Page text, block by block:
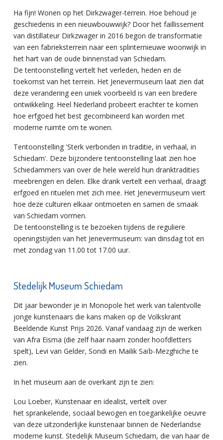
Ha fijn! Wonen op het Dirkzwager-terrein. Hoe behoud je
geschiedenis in een nieuwbouwwijk? Door het faillissement
van distillateur Dirkzwager in 2016 begon de transformatie
van een fabrieksterrein naar een splinternieuwe woonwijk in
het hart van de oude binnenstad van Schiedam.
De tentoonstelling vertelt het verleden, heden en de
toekomst van het terrein. Het Jenevermuseum laat zien dat
deze verandering een uniek voorbeeld is van een bredere
ontwikkeling. Heel Nederland probeert erachter te komen
hoe erfgoed het best gecombineerd kan worden met
moderne ruimte om te wonen.
Tentoonstelling 'Sterk verbonden in traditie, in verhaal, in
Schiedam'. Deze bijzondere tentoonstelling laat zien hoe
Schiedammers van over de hele wereld hun dranktradities
meebrengen en delen. Elke drank vertelt een verhaal, draagt
erfgoed en rituelen met zich mee. Het Jenevermuseum viert
hoe deze culturen elkaar ontmoeten en samen de smaak
van Schiedam vormen.
De tentoonstelling is te bezoeken tijdens de reguliere
openingstijden van het Jenevermuseum: van dinsdag tot en
met zondag van 11.00 tot 17.00 uur.
Stedelijk Museum Schiedam
Dit jaar bewonder je in Monopole het werk van talentvolle
jonge kunstenaars die kans maken op de Volkskrant
Beeldende Kunst Prijs 2026. Vanaf vandaag zijn de werken
van Afra Eisma (die zelf haar naam zonder hoofdletters
spelt), Levi van Gelder, Sondi en Mailik Saïb-Mezghiche te
zien.
In het museum aan de overkant zijn te zien:
Lou Loeber, Kunstenaar en idealist, vertelt over
het sprankelende, sociaal bewogen en toegankelijke oeuvre
van deze uitzonderlijke kunstenaar binnen de Nederlandse
moderne kunst. Stedelijk Museum Schiedam, die van haar de